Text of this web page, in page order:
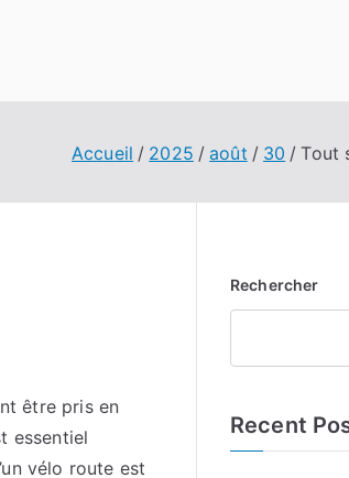
Accueil 2025 août 30 Tout
être pris en
essentiel
vélo route est
Rechercher
Recent